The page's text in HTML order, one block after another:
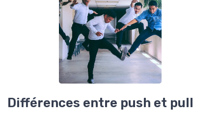
Différences entre push et pull